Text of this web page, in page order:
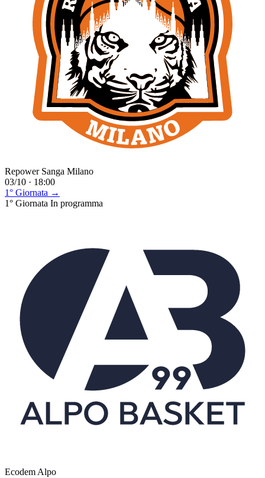
Repower Sanga Milano
03/10 · 18:00
1° Giornata →
1° Giornata In programma
Ecodem Alpo